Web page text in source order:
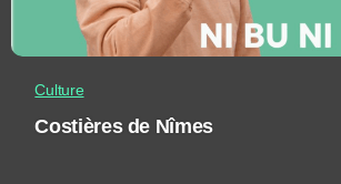
Culture
Costières de Nîmes